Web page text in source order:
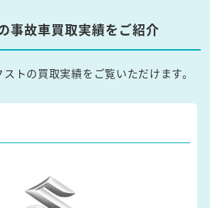
事故車買取実績をご紹介
トの買取実績をご覧いただけます。